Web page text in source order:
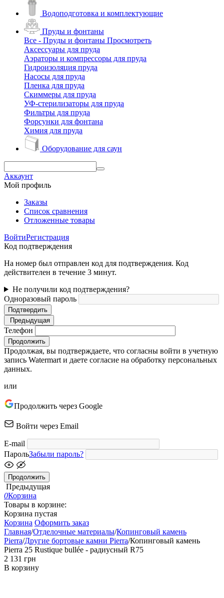
Водоподготовка и комплектующие
Пруды и фонтаны
Все - Пруды и фонтаны Просмотреть
Аксессуары для пруда
Аэраторы и компрессоры для пруда
Гидроизоляция пруда
Насосы для пруда
Пленка для пруда
Скиммеры для пруда
УФ-стерилизаторы для пруда
Фильтры для пруда
Форсунки для фонтана
Химия для пруда
Оборудование для саун
Аккаунт
Мой профиль
Заказы
Список сравнения
Отложенные товары
ВойтиРегистрация
Код подтверждения
На номер был отправлен код для подтверждения. Код
действителен в течение 3 минут.
Не получили код подтверждения?
Одноразовый пароль
Подтвердить
Предыдущая
Телефон
Продолжить
Продолжая, вы подтверждаете, что согласны войти в учетную
запись Watermart и даете согласие на обработку персональных
данных.
или
Продолжить через Google
Войти через Email
E-mail
ПарольЗабыли пароль?
Продолжить
Предыдущая
0Корзина
Товары в корзине:
Корзина пустая
Корзина Оформить заказ
Главная/Отделочные материалы/Копинговый камень
Pierra/Другие бортовые камни Pierra/Копинговый камень
Pierra 25 Rustique bullée - радиусный R75
‍2 131‍ грн
В корзину